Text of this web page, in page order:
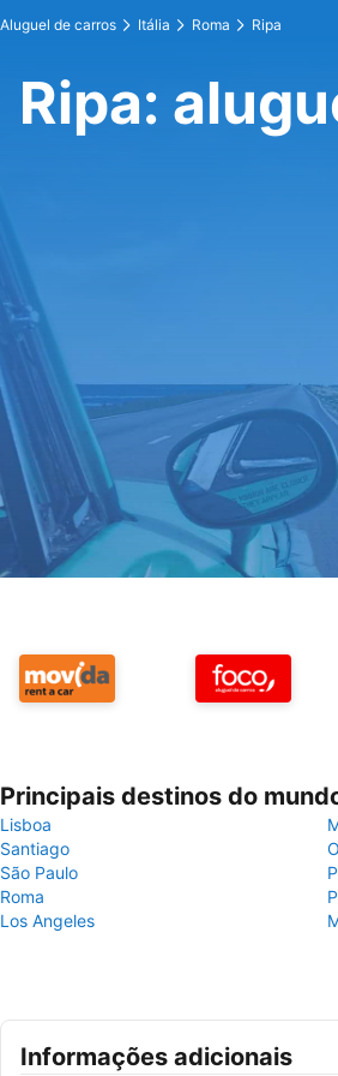
Aluguel de carros Itália Roma Ripa
Ripa:
Principais destinos do
Lisboa
Santiago
São Paulo
Roma
Los Angeles
Informações adicionais